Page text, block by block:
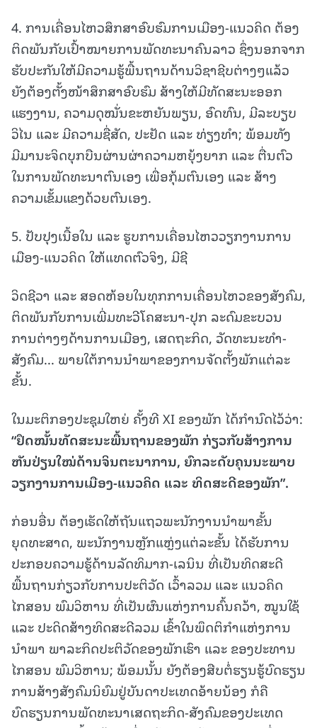
4. ການເຄື່ອນໄຫວສຶກສາອົບຮົມການເມືອງ-ແນວຄິດ ຕ້ອງ
ຕິດພັນກັບເປົ້າໝາຍການພັດທະນາຄົນລາວ ຊຶ່ງນອກຈາກ
ຮັບປະກັນໃຫ້ມີຄວາມຮູ້ພື້ນຖານດ້ານວິຊາຊີບຕ່າງໆແລ້ວ
ຍັງຕ້ອງຕັ້ງໜ້າສຶກສາອົບຮົມ ສ້າງໃຫ້ມີທັດສະນະອອກ
ແຮງງານ, ຄວາມດຸໝັ່ນຂະຫຍັນພຽນ, ອົດທົນ, ມີລະບຽບ
ວິໄນ ແລະ ມີຄວາມຊື່ສັດ, ປະຢັດ ແລະ ທ່ຽງທໍາ; ພ້ອມທັງ
ມີມານະຈິດບຸກບືນຜ່ານຜ່າຄວາມຫຍຸ້ງຍາກ ແລະ ຕື່ນຕົວ
ໃນການພັດທະນາຕົນເອງ ເພື່ອກຸ້ມຕົນເອງ ແລະ ສ້າງ
ຄວາມເຂັ້ມແຂງດ້ວຍຕົນເອງ.
5. ປັບປຸງເນື້ອໃນ ແລະ ຮູບການເຄື່ອນໄຫວວຽກງານການ
ເມືອງ-ແນວຄິດ ໃຫ້ແທດຕົວຈິງ, ມີຊີ
ວິດຊີວາ ແລະ ສອດຫ້ອຍໃນທຸກການເຄື່ອນໄຫວຂອງສັງຄົມ,
ຕິດພັນກັບການເພີ່ມທະວີໂຄສະນາ-ປຸກ ລະດົມຂະບວນ
ການຕ່າງໆດ້ານການເມືອງ, ເສດຖະກິດ, ວັດທະນະທໍາ-
ສັງຄົມ... ພາຍໃຕ້ການນໍາພາຂອງການຈັດຕັ້ງພັກແຕ່ລະ
ຂັ້ນ.
ໃນມະຕິກອງປະຊຸມໃຫຍ່ ຄັ້ງທີ XI ຂອງພັກ ໄດ້ກໍານົດໄວ້ວ່າ:
“ຢຶດໝັ້ນທັດສະນະພື້ນຖານຂອງພັກ ກ່ຽວກັບສ້າງການ
ຫັນປ່ຽນໃໝ່ດ້ານຈິນຕະນາການ, ຍົກລະດັບຄຸນນະພາບ
ວຽກງານການເມືອງ-ແນວຄິດ ແລະ ທິດສະດີຂອງພັກ”.
ກ່ອນອື່ນ ຕ້ອງເຮັດໃຫ້ຖັນແຖວພະນັກງານນໍາພາຂັ້ນ
ຍຸດທະສາດ, ພະນັກງານຫຼັກແຫຼ່ງແຕ່ລະຂັ້ນ ໄດ້ຮັບການ
ປະກອບຄວາມຮູ້ດ້ານລັດທິມາກ-ເລນິນ ທີ່ເປັນທິດສະດີ
ພື້ນຖານກ່ຽວກັບການປະຕິວັດ ເວົ້າລວມ ແລະ ແນວຄິດ
ໄກສອນ ພົມວິຫານ ທີ່ເປັນຜົນແຫ່ງການຄົ້ນຄວ້າ, ໝູນໃຊ້
ແລະ ປະດິດສ້າງທິດສະດີລວມ ເຂົ້າໃນພຶດຕິກໍາແຫ່ງການ
ນໍາພາ ພາລະກິດປະຕິວັດຂອງພັກເຮົາ ແລະ ຂອງປະທານ
ໄກສອນ ພົມວິຫານ; ພ້ອມນັ້ນ ຍັງຕ້ອງສືບຕໍ່ຮຽນຮູ້ບົດຮຽນ
ການສ້າງສັງຄົມນິຍົມຢູ່ບັນດາປະເທດອ້າຍນ້ອງ ກໍຄື
ບົດຮຽນການພັດທະນາເສດຖະກິດ-ສັງຄົມຂອງປະເທດ